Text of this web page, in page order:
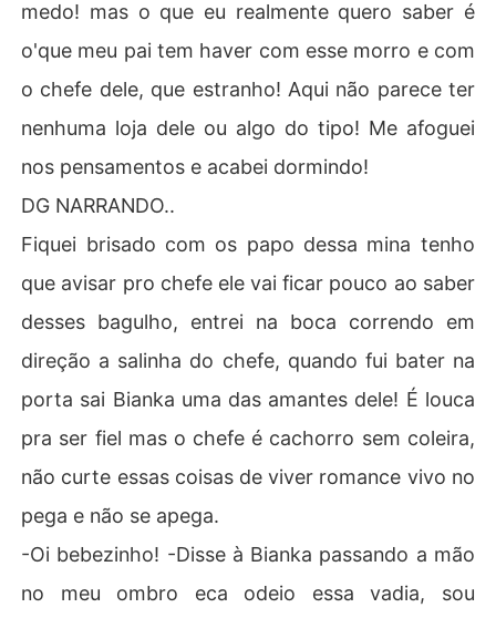
medo! mas o que eu realmente quero saber é
o'que meu pai tem haver com esse morro e com
o chefe dele, que estranho! Aqui não parece ter
nenhuma loja dele ou algo do tipo! Me afoguei
nos pensamentos e acabei dormindo!
DG NARRANDO..
Fiquei brisado com os papo dessa mina tenho
que avisar pro chefe ele vai ficar pouco ao saber
desses bagulho, entrei na boca correndo em
direção a salinha do chefe, quando fui bater na
porta sai Bianka uma das amantes dele! É louca
pra ser fiel mas o chefe é cachorro sem coleira,
não curte essas coisas de viver romance vivo no
pega e não se apega.
-Oi bebezinho! -Disse à Bianka passando a mão
no meu ombro eca odeio essa vadia, sou